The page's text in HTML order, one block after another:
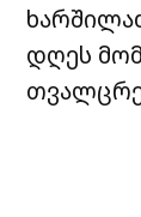
დღეს